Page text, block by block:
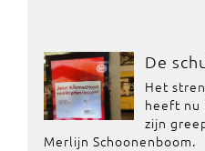
De
Het
heeft nu
zijn
Merlijn Schoonenboom.